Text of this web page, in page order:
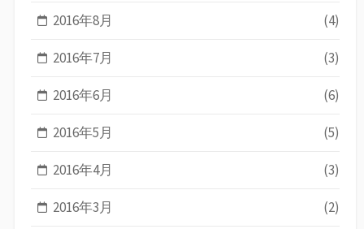
2016年8月 (4)
2016年7月 (3)
2016年6月 (6)
2016年5月 (5)
2016年4月 (3)
2016年3月 (2)